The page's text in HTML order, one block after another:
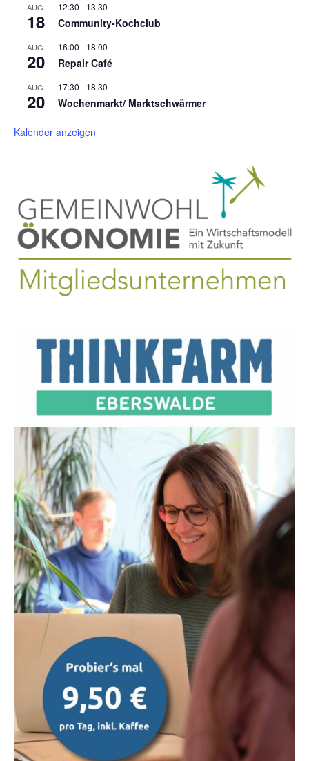
AUG.
18
12:30 - 13:30
Community-Kochclub
AUG.
20
16:00 - 18:00
Repair Café
AUG.
20
17:30 - 18:30
Wochenmarkt/ Marktschwärmer
Kalender anzeigen